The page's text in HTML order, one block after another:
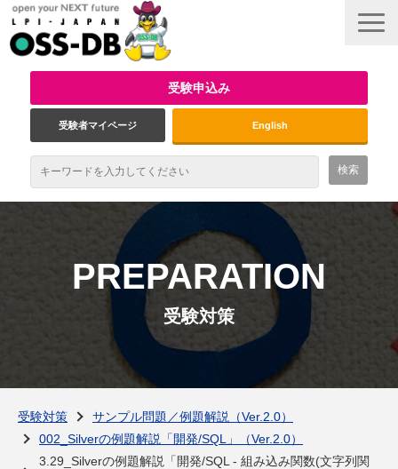
受験申込み
受験者マイページ English
試験概要
資格取得のメリット
受験対策
PREPARATION
受験対策
受験対策
サンプル問題／例題解説（Ver.2.0）
002_Silverの例題解説「開発/SQL」（Ver.2.0）
3.29_Silverの例題解説「開発/SQL - 組み込み関数(文字列関